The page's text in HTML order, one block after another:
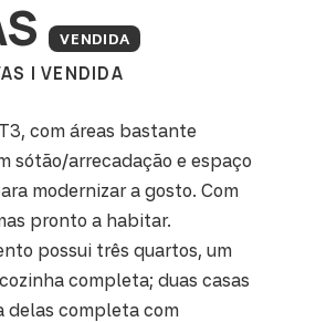
VENDIDA
| VENDIDA
com áreas bastante
sótão/arrecadação e espaço
modernizar a gosto. Com
pronto a habitar.
possui três quartos, um
completa; duas casas
delas completa com